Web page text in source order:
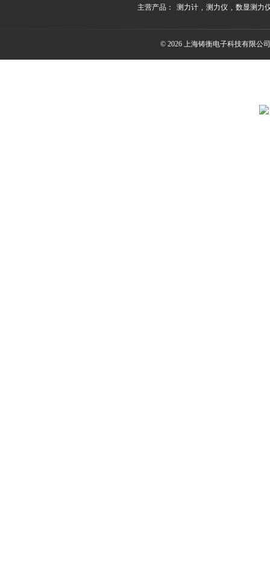
主营产品： 测力计 , 测力仪 , 数显测力
© 2026 上海铸衡电子科技有限公